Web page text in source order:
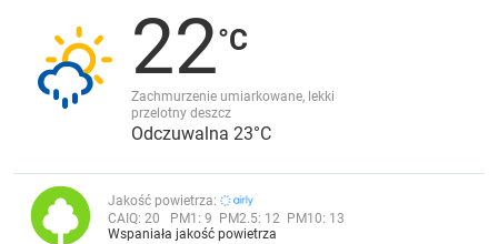
JAKOŚĆ POWIETRZA22
Zachmurzenie umiarkowane, lekki
przelotny deszcz
Odczuwalna 23°C
Jakość powietrza:
CAIQ: 20 PM1: 9 PM2.5: 12 PM10: 13
Wspaniała jakość powietrza